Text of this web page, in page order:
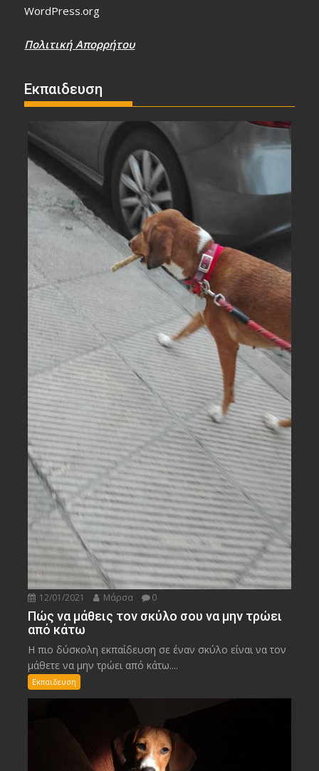
WordPress.org
Πολιτική Απορρήτου
Εκπαιδευση
12/01/2021 Μάρσα 0
Πώς να μάθεις τον σκύλο σου να μην τρώει
από κάτω
Η πιο δύσκολη εκπαίδευση σε έναν σκύλο είναι να τον
μάθετε να μην τρώει από κάτω....
Εκπαιδευση